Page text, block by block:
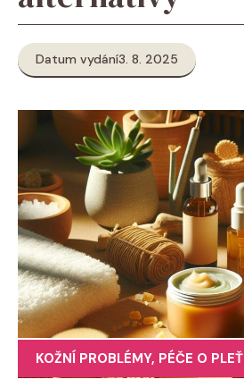
Datum vydání3. 8. 2025
KOŽNÍ PROBLÉMY, PÉČE O PLEŤ